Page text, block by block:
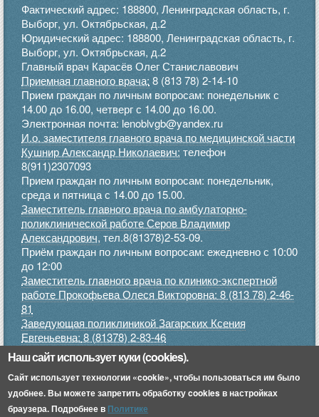
Фактический адрес: 188800, Ленинградская область, г.
Выборг, ул. Октябрьская, д.2
Юридический адрес: 188800, Ленинградская область, г.
Выборг, ул. Октябрьская, д.2
Главный врач Карасёв Олег Станиславович
Приемная главного врача: 8 (813 78) 2-14-10
Прием граждан по личным вопросам: понедельник с
14.00 до 16.00, четверг с 14.00 до 16.00.
Электронная почта: lenoblvgb@yandex.ru
И.о. заместителя главного врача по медицинской части
Кушнир Александр Николаевич: телефон
8(911)2307093
Прием граждан по личным вопросам: понедельник,
среда и пятница с 14.00 до 15.00.
Заместитель главного врача по амбулаторно-
поликлинической работе Серов Владимир
Александрович, тел.8(81378)2-53-09.
Приём граждан по личным вопросам: ежедневно с 10:00
до 12:00
Заместитель главного врача по клинико-экспертной
работе Прокофьева Олеся Викторовна: 8 (813 78) 2-46-
81
Заведующая поликлиникой Загарских Ксения
Евгеньевна: 8 (81378) 2-83-46
Прием граждан по личным вопросам: понедельник,
среда, пятница с 9.00 до 12.00, четверг с 15.00 до 17.00
.
Приемное отделение:8 (813 78) 2-45-52
Наш сайт использует куки (cookies).
Сайт использует технологии «cookie», чтобы пользоваться им было
удобнее. Вы можете запретить обработку cookies в настройках
браузера. Подробнее в Политике